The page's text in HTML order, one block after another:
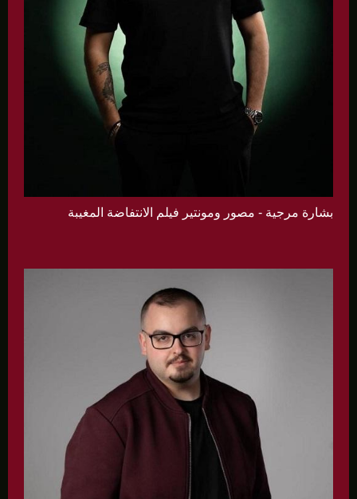
بشارة مرجية - مصور ومونتير فيلم الانتفاضة المغيبة